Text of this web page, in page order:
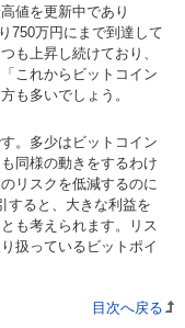
値を更新中であり
750万円にまで到達して
も上昇し続けており、
これからビットコイン
も多いでしょう。
。多少はビットコイン
同様の動きをするわけ
リスクを低減するのに
すると、大きな利益を
も考えられます。リス
扱っているビットポイ
目次へ戻る